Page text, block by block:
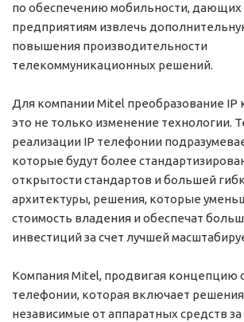
по обеспечению мобильности, дающих
предприятиям извлечь
повышения производительности
телекоммуникационных решений.
Для компании Mitel преобразование IP
это не только изменение технологии.
реализации IP телефонии
которые будут более
открытости стандартов и большей
архитектуры, решения, которые
стоимость владения и обеспечат
инвестиций за счет лучшей
Компания Mitel, продвигая концепцию
телефонии, которая включает
независимые от аппаратных средств за